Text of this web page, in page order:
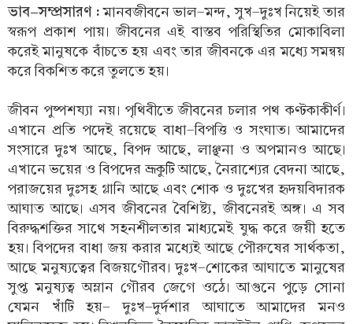
ভাব-সম্প্রসারণ :মানবজীবনে ভাল-মন্দ, সুখ-দুঃখ নিয়েই তার
স্বরূপ প্রকাশ পায়। জীবনের এই বাস্তব পরিস্থিতির মোকাবিলা
করেই মানুষকে বাঁচতে হয় এবং তার জীবনকে এর মধ্যে সমন্বয়
করে বিকশিত করে তুলতে হয়।
জীবন পুষ্পশয্যা নয়। পৃথিবীতে জীবনের চলার পথ কণ্টকাকীর্ণ।
এখানে প্রতি পদেই রয়েছে বাধা-বিপত্তি ও সংঘাত। আমাদের
সংসারে দুঃখ আছে, বিপদ আছে, লাঞ্ছনা ও অপমানও আছে।
এখানে ভয়ের ও বিপদের ভ্রূকুটি আছে, নৈরাশ্যের বেদনা আছে,
পরাজয়ের দুঃসহ গ্লানি আছে এবং শোক ও দুঃখের হৃদয়বিদারক
আঘাত আছে। এসব জীবনের বৈশিষ্ট্য, জীবনেরই অঙ্গ। এ সব
বিরুদ্ধশক্তির সাথে সহনশীলতার মাধ্যমেই যুদ্ধ করে জয়ী হতে
হয়। বিপদের বাধা জয় করার মধ্যেই আছে পৌরুষের সার্থকতা,
আছে মনুষ্যত্বের বিজয়গৌরব। দুঃখ-শোকের আঘাতে মানুষের
সুপ্ত মনুষ্যত্ব অম্লান গৌরব জেগে ওঠে। আগুনে পুড়ে সোনা
যেমন খাঁটি হয়- দুঃখ-দুর্দশার আঘাতে আমাদের মনও